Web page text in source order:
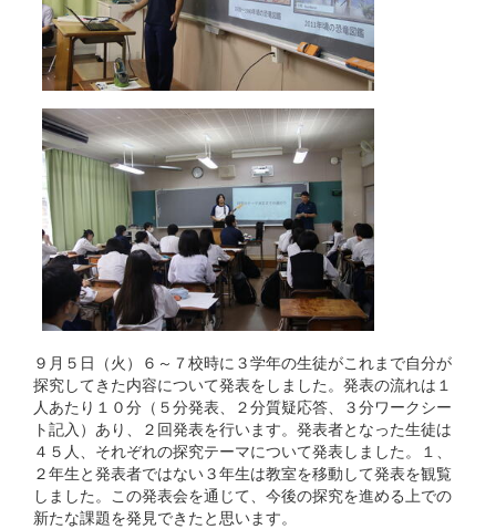
９月５日（火）６～７校時に３学年の生徒がこれまで自分が
探究してきた内容について発表をしました。発表の流れは１
人あたり１０分（５分発表、２分質疑応答、３分ワークシー
ト記入）あり、２回発表を行います。発表者となった生徒は
４５人、それぞれの探究テーマについて発表しました。１、
２年生と発表者ではない３年生は教室を移動して発表を観覧
しました。この発表会を通じて、今後の探究を進める上での
新たな課題を発見できたと思います。